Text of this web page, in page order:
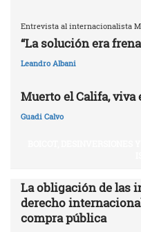
Entrevista al internacionalista
“La solución era
Leandro Albani
Muerto el Califa, viva
Guadi Calvo
La obligación de las
derecho
compra pública